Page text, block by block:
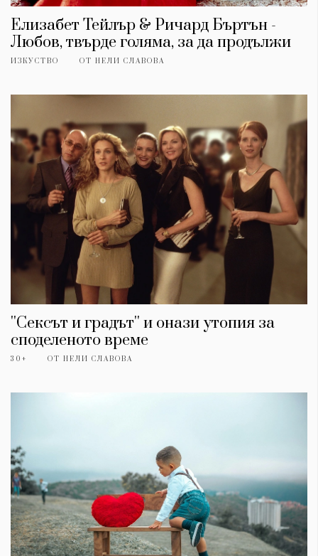
Елизабет Тейлър & Ричард Бъртън -
Любов, твърде голяма, за да продължи
ИЗКУСТВО ОТ НЕЛИ СЛАВОВА
''Сексът и градът'' и онази утопия за
споделеното време
30+ ОТ НЕЛИ СЛАВОВА